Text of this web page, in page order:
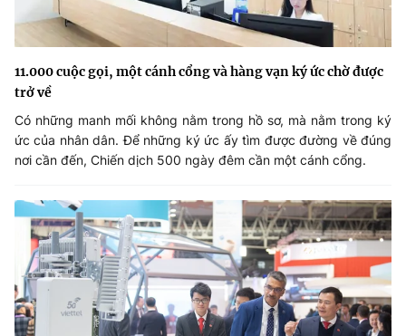
11.000 cuộc gọi, một cánh cổng và hàng vạn ký ức chờ được
trở về
Có những manh mối không nằm trong hồ sơ, mà nằm trong ký
ức của nhân dân. Để những ký ức ấy tìm được đường về đúng
nơi cần đến, Chiến dịch 500 ngày đêm cần một cánh cổng.